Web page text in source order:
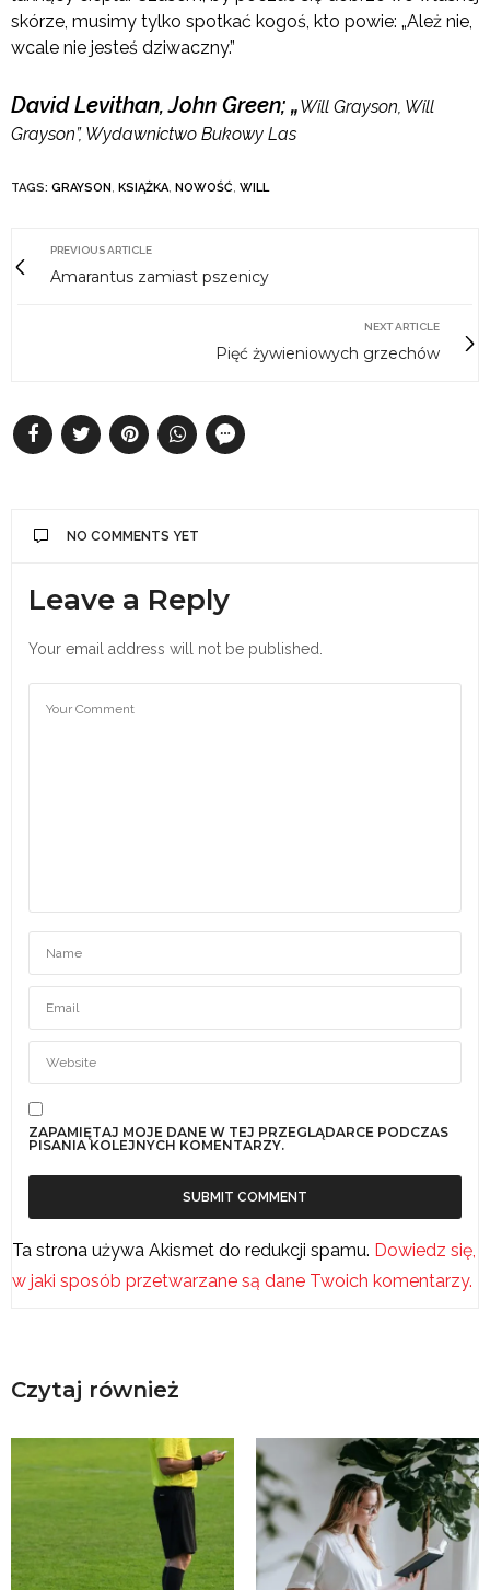
skórze, musimy tylko spotkać kogoś, kto powie: „Ależ nie,
wcale nie jesteś dziwaczny.”
David Levithan, John Green; „Will Grayson, Will
Grayson”, Wydawnictwo Bukowy Las
TAGS: GRAYSON , KSIĄŻKA, NOWOŚĆ, WILL
PREVIOUS ARTICLE
Amarantus zamiast pszenicy
NEXT ARTICLE
Pięć żywieniowych grzechów
NO COMMENTS YET
Leave a Reply
Your email address will not be published.
ZAPAMIĘTAJ MOJE DANE W TEJ PRZEGLĄDARCE PODCZAS
PISANIA KOLEJNYCH KOMENTARZY.
Ta strona używa Akismet do redukcji spamu. Dowiedz się,
w jaki sposób przetwarzane są dane Twoich komentarzy.
Czytaj również